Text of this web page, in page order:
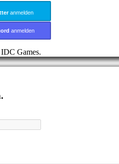
anmelden
anmelden
Games.